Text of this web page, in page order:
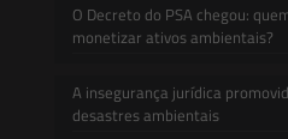
O Decreto do PSA chegou:
monetizar ativos ambientais?
A insegurança jurídica
desastres ambientais